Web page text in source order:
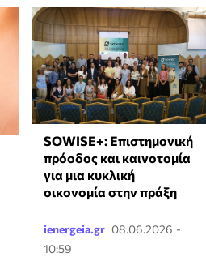
SOWISE+: Επιστημονική
πρόοδος και καινοτομία
για μια κυκλική
οικονομία στην πράξη
ienergeia.gr 08.06.2026 -
10:59